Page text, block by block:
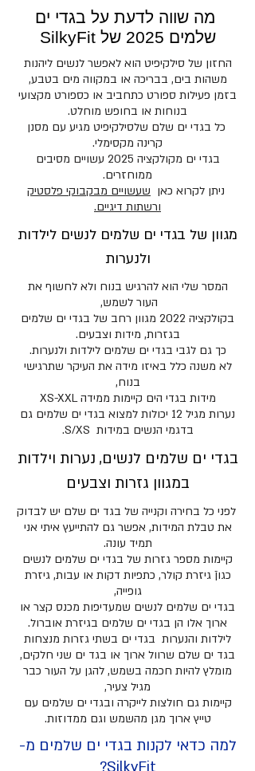
מה שווה לדעת על בגדי ים
שלמים 2025
של SilkyFit
החזון של סילקיפיט הוא לאפשר לנשים ליהנות
משהות בים, בבריכה או במקווה מים בטבע,
בזמן פעילות ספורט כתחביב או כספורט מקצועי
בנוחות או בחופש מוחלט.
כל בגדי ים שלם שלסילקיפיט מגיע עם מסנן
קרינה מקסימלי.
בגדי ים מקולקציה 2025 עשויים מסיבים
ממוחזרים.
ניתן לקרוא כאן שעשויים מבקבוקי פלסטיק
ורשתות דיגיים.
מגוון של בגדי ים שלמים לנשים לילדות
ולנערות
המסר שלי הוא להרגיש בנוח ולא לחשוף את
העור לשמש,
בקולקציה 2022 מגוון רחב של בגדי ים שלמים
בגזרות, מידות וצבעים.
כך גם לגבי בגדי ים שלמים לילדות ולנערות.
לא משנה כלל באיזו מידה את העיקר שתרגישי
בנוח,
מידות בגדי הים קיימות ממידה XS-XXL
נערות מגיל 12 יכולות למצוא בגדי ים שלמים גם
בדגמי הנשים במידות S/XS.
בגדי ים שלמים לנשים, נערות וילדות
במגוון גזרות וצבעים
לפני כל בחירה וקנייה של בגד ים שלם יש לבדוק
את טבלת המידות, אפשר גם להתייעץ איתי אני
תמיד עונה.
קיימות מספר גזרות של בגדי ים שלמים לנשים
כגוןֿ גיזרת קולר, כתפיות דקות או עבות, גיזרת
גופייה,
בגדי ים שלמים לנשים שמעדיפות מכנס קצר או
ארוך אלו הן בגדי ים שלמים בגיזרת אוברול.
לילדות והנערות בגדי ים בשתי גזרות מנצחות
בגד ים שלם שרוול ארוך או בגד ים שני חלקים,
מומלץ להיות חכמה בשמש, להגן על העור כבר
מגיל צעיר,
קיימות גם חולצות לייקרה ובגדי ים שלמים עם
טייץ ארוך מגן מהשמש וגם ממדוזות.
למה כדאי לקנות בגדי ים שלמים מ-